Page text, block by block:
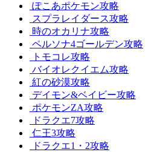
ぽこあポケモン攻略
スプラレイダース攻略
時のオカリナ攻略
ペルソナ4ゴールデン攻略
トモコレ攻略
バイオレクイエム攻略
紅の砂漠攻略
デイモン&ベイビー攻略
ポケモンZA攻略
ドラクエ7攻略
仁王3攻略
ドラクエ1・2攻略